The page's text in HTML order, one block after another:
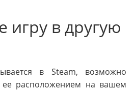
игру в другую
в Steam, возможно
ее расположением на вашем